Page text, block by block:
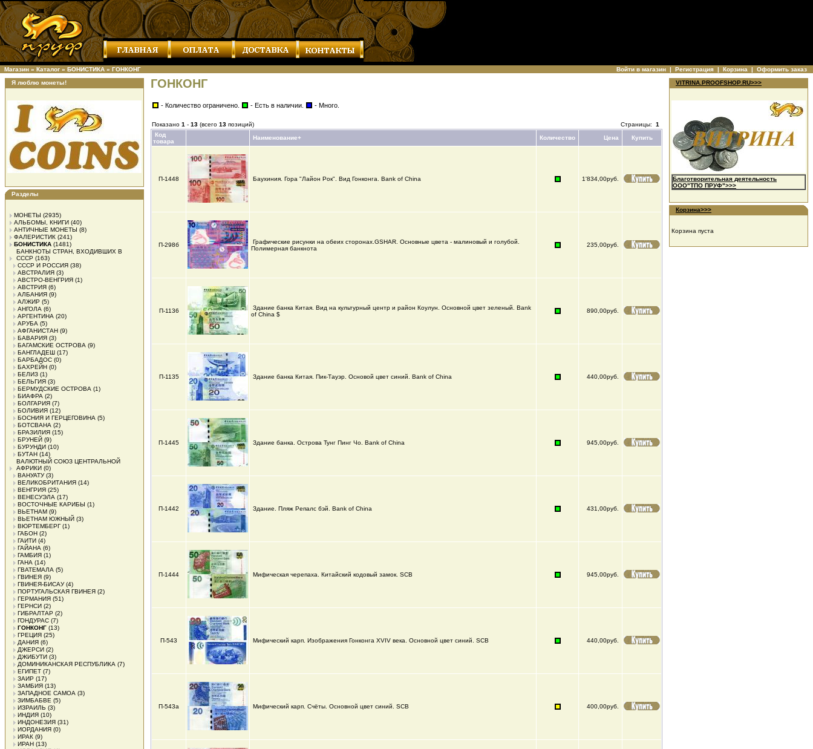
Магазин » Каталог » БОНИСТИКА » ГОНКОНГ Войти в магазин | Регистрация | Корзина | Оформить заказ
Я люблю монеты!
Разделы
МОНЕТЫ (2935)
АЛЬБОМЫ, КНИГИ (40)
АНТИЧНЫЕ МОНЕТЫ (8)
ФАЛЕРИСТИК (241)
БОНИСТИКА (1481)
БАНКНОТЫ СТРАН, ВХОДИВШИХ В
СССР (163)
СССР И РОССИЯ (38)
АВСТРАЛИЯ (3)
АВСТРО-ВЕНГРИЯ (1)
АВСТРИЯ (6)
АЛБАНИЯ (9)
АЛЖИР (5)
АНГОЛА (6)
АРГЕНТИНА (20)
АРУБА (5)
АФГАНИСТАН (9)
БАВАРИЯ (3)
БАГАМСКИЕ ОСТРОВА (9)
БАНГЛАДЕШ (17)
БАРБАДОС (0)
БАХРЕЙН (0)
БЕЛИЗ (1)
БЕЛЬГИЯ (3)
БЕРМУДСКИЕ ОСТРОВА (1)
БИАФРА (2)
БОЛГАРИЯ (7)
БОЛИВИЯ (12)
БОСНИЯ И ГЕРЦЕГОВИНА (5)
БОТСВАНА (2)
БРАЗИЛИЯ (15)
БРУНЕЙ (9)
БУРУНДИ (10)
БУТАН (14)
ВАЛЮТНЫЙ СОЮЗ ЦЕНТРАЛЬНОЙ
АФРИКИ (0)
ВАНУАТУ(3)
ВЕЛИКОБРИТАНИЯ (14)
ВЕНГРИЯ (25)
ВЕНЕСУЭЛА (17)
ВОСТОЧНЫЕ КАРИБЫ (1)
ВЬЕТНАМ (9)
ВЬЕТНАМ ЮЖНЫЙ (3)
ВЮРТЕМБЕРГ(1)
ГАБОН (2)
ГАИТИ (4)
ГАЙАНА (6)
ГАМБИЯ (1)
ГАНА (14)
ГВАТЕМАЛА (5)
ГВИНЕЯ (9)
ГВИНЕЯ-БИСАУ(4)
ПОРТУГАЛЬСКАЯ ГВИНЕЯ (2)
ГЕРМАНИЯ (51)
ГЕРНСИ (2)
ГИБРАЛТАР (2)
ГОНДУРАС (7)
ГОНКОНГ (13)
ГРЕЦИЯ (25)
ДАНИЯ (6)
ДЖЕРСИ (2)
ДЖИБУТИ (3)
ДОМИНИКАНСКАЯ РЕСПУБЛИКА (7)
ЕГИПЕТ (7)
ЗАИР (17)
ЗАМБИЯ (13)
ЗАПАДНОЕ САМОА (3)
ЗИМБАБВЕ (5)
ИЗРАИЛЬ (3)
ИНДИЯ (10)
ИНДОНЕЗИЯ (31)
ИОРДАНИЯ (0)
ИРАК (9)
ИРАН (13)
ГОНКОНГ
- Количество ограничено. - Есть в наличии. - Много.
Показано 1 - 13 (всего 13 позиций) Страницы: 1
Код
товара
Наименование+ Количество Цена Купить
П-1448 Баухиния. Гора "Лайон Рок". Вид Гонконга. Bank of China 1'834,00руб.
П-298б
Графические рисунки на обеих сторонах.GSHAR. Основные цвета - малиновый и голубой.
Полимерная банкнота
235,00руб.
П-1136
Здание банка Китая. Вид на культурный центр и район Коулун. Основной цвет зеленый. Bank
of China $
890,00руб.
П-1135 Здание банка Китая. Пик-Тауэр. Основой цвет синий. Bank of China 440,00руб.
П-1445 Здание банка. Острова Тунг Пинг Чо. Bank of China 945,00руб.
П-1442 Здание. Пляж Репалс бэй. Bank of China 431,00руб.
П-1444 Мифическая черепаха. Китайский кодовый замок. SCB 945,00руб.
П-543 Мифический карп. Изображения Гонконга XVIV века. Основной цвет синий. SCB 440,00руб.
П-543а Мифический карп. Счёты. Основной цвет синий. SCB 400,00руб.
VITRINA.PROOFSHOP.RU>>>
Благотворительная деятельность
ООО"ТПО ПРУФ">>>
Корзина>>>
Корзина пуста